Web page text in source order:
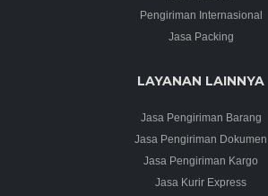
Pengiriman Internasional
Jasa Packing
LAYANAN LAINNYA
Jasa Pengiriman Barang
Jasa Pengiriman Dokumen
Jasa Pengiriman Kargo
Jasa Kurir Express